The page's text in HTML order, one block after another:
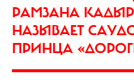
РАМЗАНА
НАЗЫВАЕТ
ПРИНЦА